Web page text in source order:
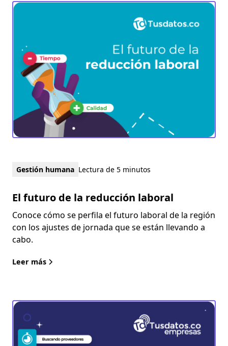
Gestión humana Lectura de 5 minutos
El futuro de la reducción laboral
Conoce cómo se perfila el futuro laboral de la región
con los ajustes de jornada que se están llevando a
cabo.
Leer más